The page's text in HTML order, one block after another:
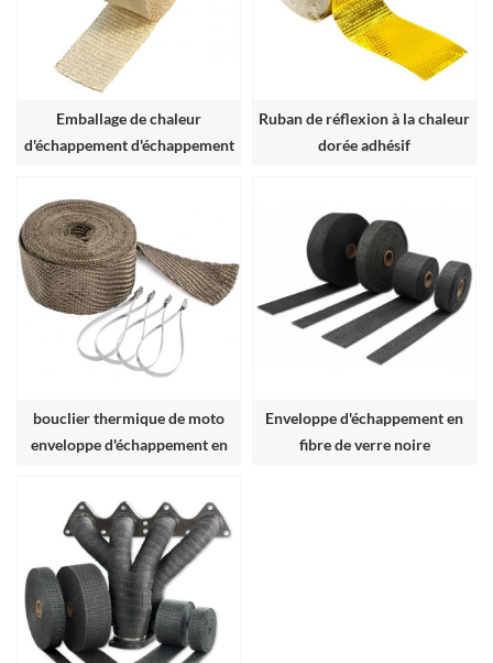
Emballage de chaleur
d'échappement d'échappement
Ruban de réflexion à la chaleur
dorée adhésif
bouclier thermique de moto
enveloppe d'échappement en
Enveloppe d'échappement en
fibre de verre noire